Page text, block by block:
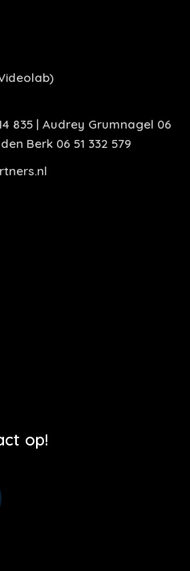
835 | Audrey Grumnagel 06
Berk 06 51 332 579
op!